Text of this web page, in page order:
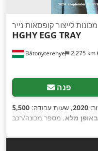
Bátonyterenye 2,275 km
מכונות לייצור קופסאות נייר
HGHY EGG TRAY
פנה
2020, שעות עבודה:
מלא